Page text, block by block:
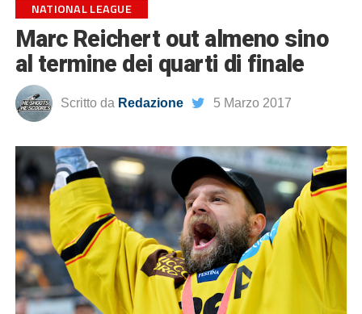
NATIONAL LEAGUE
Marc Reichert out almeno sino
al termine dei quarti di finale
Scritto da Redazione 5 Marzo 2017